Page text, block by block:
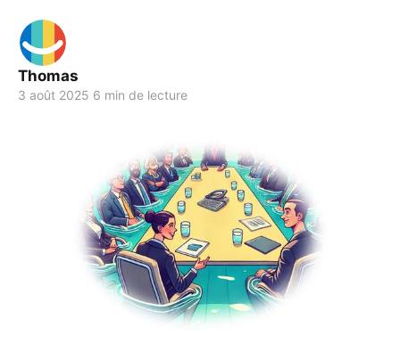
Thomas
3 août 2025 6 min de lecture